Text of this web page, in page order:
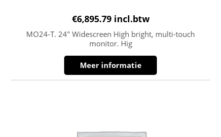
€6,895.79 incl.btw
MO24-T. 24″ Widescreen High bright, multi-touch
monitor. Hig
Meer informatie